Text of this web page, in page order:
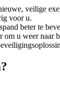
veilige
voor u.
beter te
u weer naar